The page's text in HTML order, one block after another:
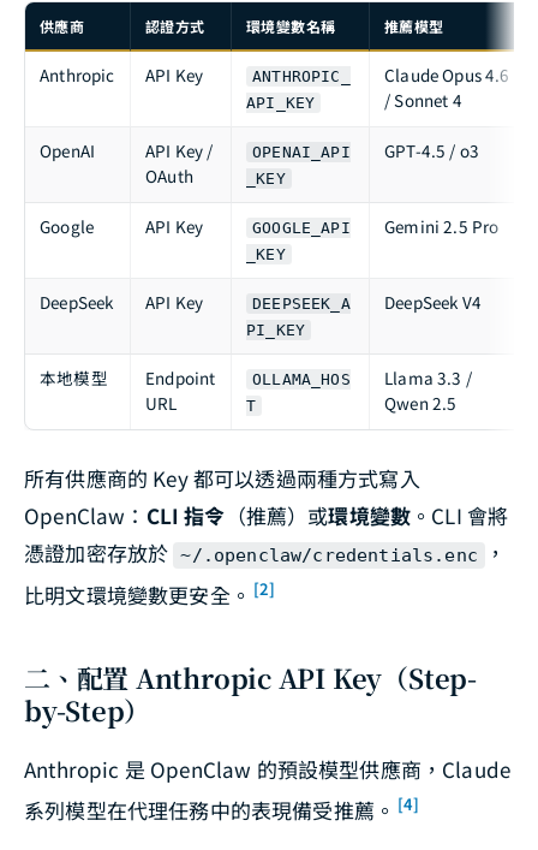
供應商 認證方式 環境變數名稱 推薦模型
Anthropic API Key
ANTHROPIC_
API_KEY
Claude Opus 4.6
/ Sonnet 4
OpenAI
API Key /
OAuth
OPENAI_API
_KEY
GPT-4.5 / o3
Google API Key
GOOGLE_API
_KEY
Gemini 2.5 Pro
DeepSeek API Key
DEEPSEEK_A
PI_KEY
DeepSeek V4
本地模型
Endpoint
URL
OLLAMA_HOS
T
Llama 3.3 /
Qwen 2.5
所有供應商的 Key 都可以透過兩種方式寫入
OpenClaw： CLI 指令 （推薦）或環境變數 。CLI 會將
憑證加密存放於 ~/.openclaw/credentials.enc
，
比明文環境變數更安全。 [2]
二、配置 Anthropic API Key（Step-
by-Step）
Anthropic 是 OpenClaw 的預設模型供應商，Claude
系列模型在代理任務中的表現備受推薦。 [4]